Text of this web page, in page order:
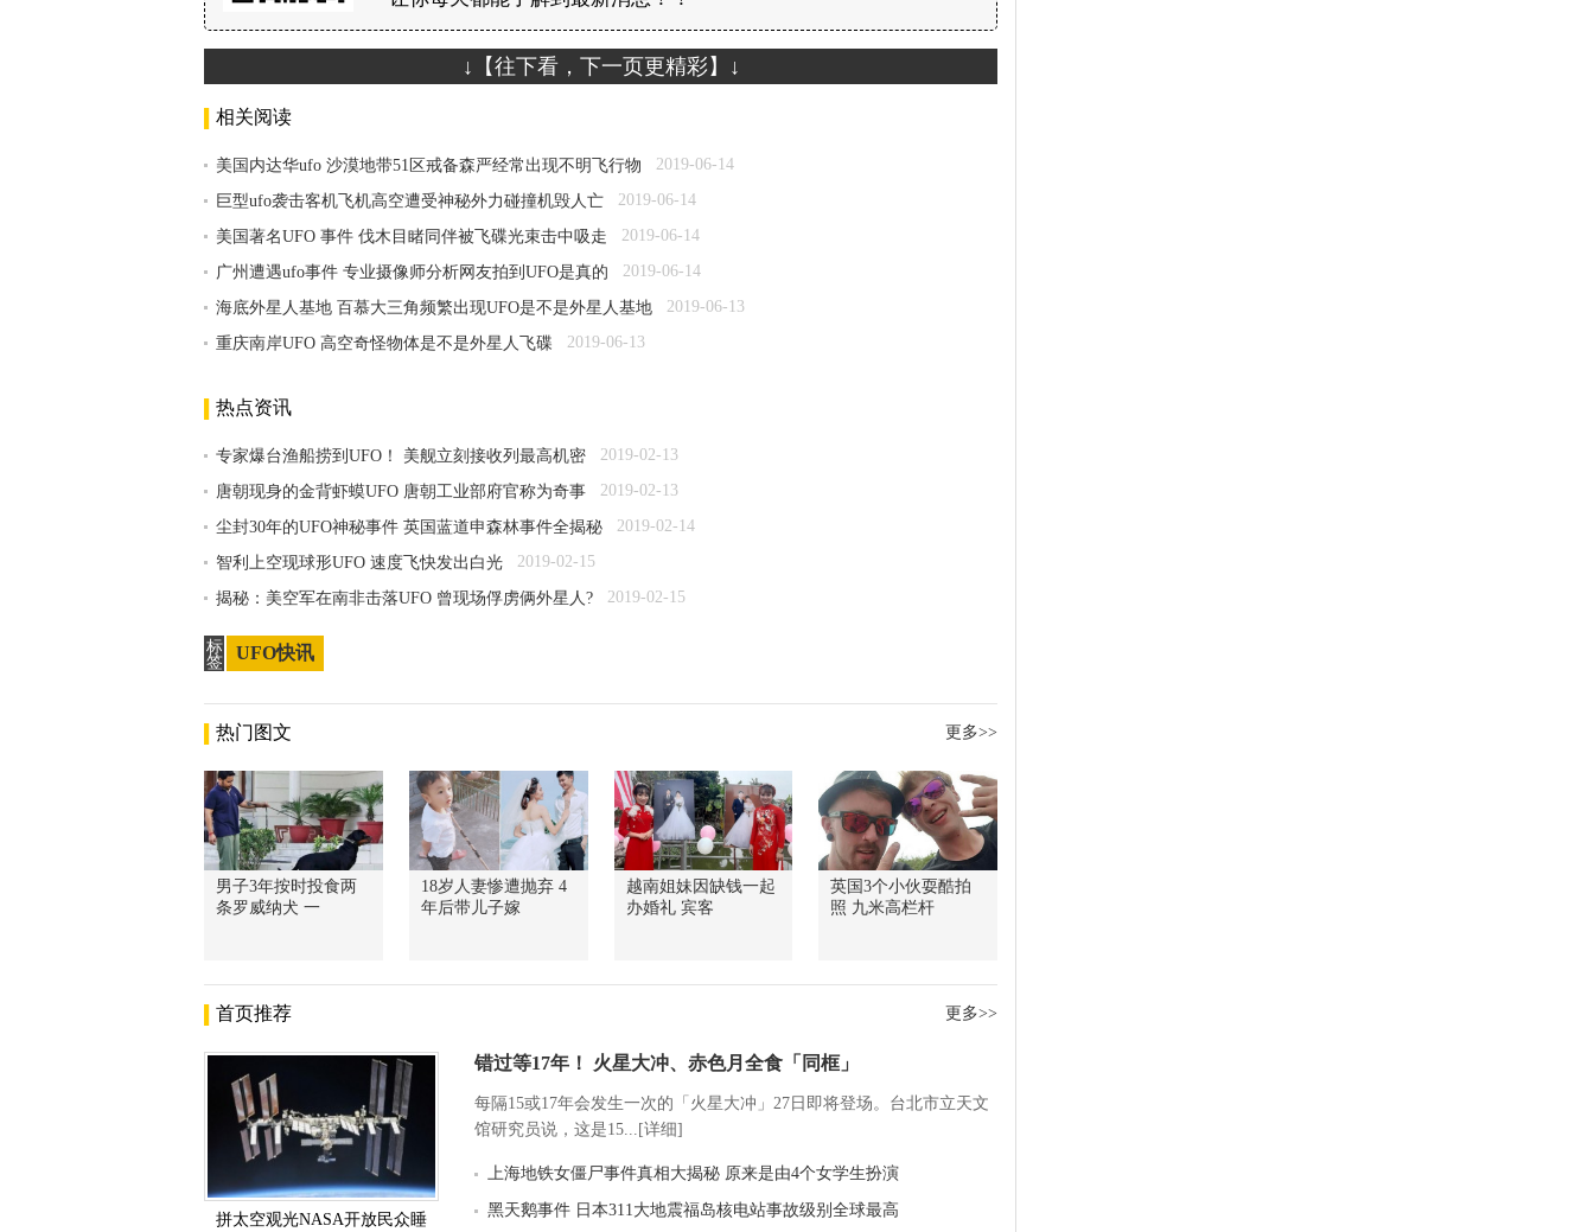
↓【往下看，下一页更精彩】↓
相关阅读
美国内达华ufo 沙漠地带51区戒备森严经常出现不明飞行物 2019-06-14
巨型ufo袭击客机飞机高空遭受神秘外力碰撞机毁人亡 2019-06-14
美国著名UFO 事件 伐木目睹同伴被飞碟光束击中吸走 2019-06-14
广州遭遇ufo事件 专业摄像师分析网友拍到UFO是真的 2019-06-14
海底外星人基地 百慕大三角频繁出现UFO是不是外星人基地 2019-06-13
重庆南岸UFO 高空奇怪物体是不是外星人飞碟 2019-06-13
热点资讯
专家爆台渔船捞到UFO！ 美舰立刻接收列最高机密 2019-02-13
唐朝现身的金背虾蟆UFO 唐朝工业部府官称为奇事 2019-02-13
尘封30年的UFO神秘事件 英国蓝道申森林事件全揭秘 2019-02-14
智利上空现球形UFO 速度飞快发出白光 2019-02-15
揭秘：美空军在南非击落UFO 曾现场俘虏俩外星人? 2019-02-15
标
签
UFO快讯
热门图文 更多>>
男子3年按时投食两
条罗威纳犬 一
18岁人妻惨遭抛弃 4
年后带儿子嫁
越南姐妹因缺钱一起
办婚礼 宾客
英国3个小伙耍酷拍
照 九米高栏杆
首页推荐 更多>>
拼太空观光NASA开放民众睡
错过等17年！ 火星大冲、赤色月全食「同框」
每隔15或17年会发生一次的「火星大冲」27日即将登场。台北市立天文
馆研究员说，这是15...[详细]
上海地铁女僵尸事件真相大揭秘 原来是由4个女学生扮演
黑天鹅事件 日本311大地震福岛核电站事故级别全球最高